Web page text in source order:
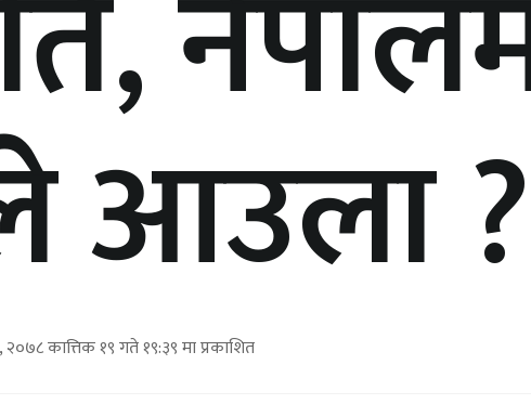
आउला ?
कात्तिक १९ गते १९:३९ मा प्रकाशित